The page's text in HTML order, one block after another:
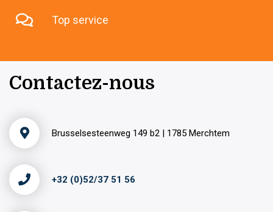
Top service
Contactez-nous
Brusselsesteenweg 149 b2 | 1785 Merchtem
+32 (0)52/37 51 56